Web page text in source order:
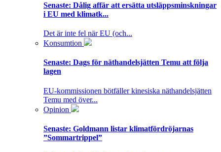
Senaste: Dålig affär att ersätta utsläppsminskningar
i EU med klimatk...
Det är inte fel när EU (och...
Konsumtion
Senaste: Dags för näthandelsjätten Temu att följa
lagen
EU-kommissionen bötfäller kinesiska näthandelsjätten
Temu med över...
Opinion
Senaste: Goldmann listar klimatfördröjarnas
”Sommartrippel”